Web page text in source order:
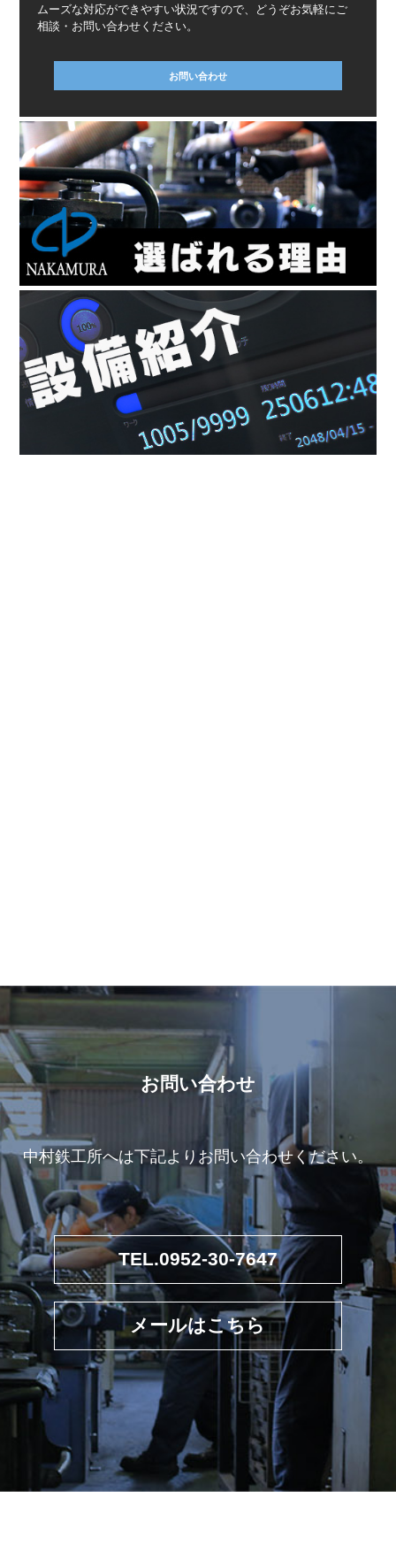
ムーズな対応ができやすい状況ですので、どうぞお気軽にご
相談・お問い合わせください。
お問い合わせ
お問い合わせ
中村鉄工所へは下記よりお問い合わせください。
TEL.0952-30-7647
メールはこちら